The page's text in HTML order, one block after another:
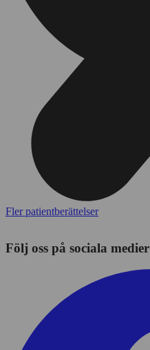
Fler patientberättelser
Följ oss på sociala medier